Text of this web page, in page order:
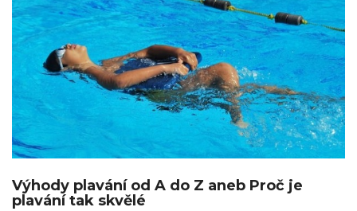
Výhody plavání od A do Z aneb Proč je
plavání tak skvělé